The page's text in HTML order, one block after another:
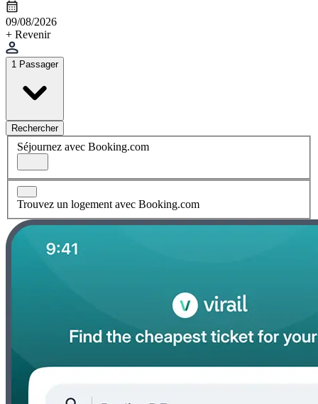
09/08/2026
+ Revenir
1 Passager
Rechercher
Séjournez avec Booking.com
Trouvez un logement avec Booking.com